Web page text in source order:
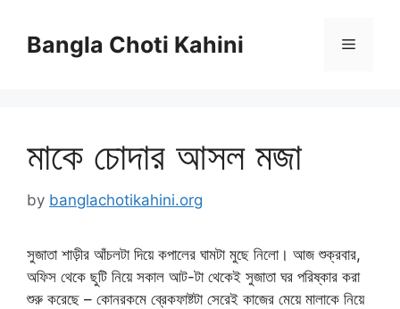
contentBangla Choti Kahini Menu
মাকে চোদার আসল মজা
by banglachotikahini.org
সুজাতা শাড়ীর আঁচলটা দিয়ে কপালের ঘামটা মুছে নিলো। আজ শুক্রবার,
অফিস থেকে ছুটি নিয়ে সকাল আট-টা থেকেই সুজাতা ঘর পরিষ্কার করা
শুরু করেছে – কোনরকমে ব্রেকফাষ্টটা সেরেই কাজের মেয়ে মালাকে নিয়ে